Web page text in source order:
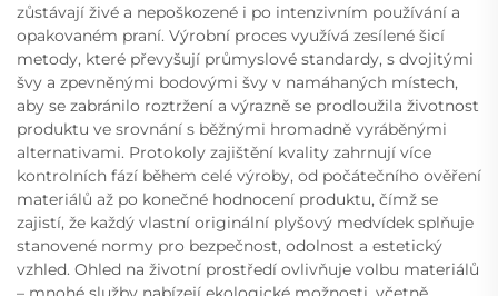
zůstávají živé a nepoškozené i po intenzivním používání a
opakovaném praní. Výrobní proces využívá zesílené šicí
metody, které převyšují průmyslové standardy, s dvojitými
švy a zpevněnými bodovými švy v namáhaných místech,
aby se zabránilo roztržení a výrazně se prodloužila životnost
produktu ve srovnání s běžnými hromadně vyráběnými
alternativami. Protokoly zajištění kvality zahrnují více
kontrolních fází během celé výroby, od počátečního ověření
materiálů až po konečné hodnocení produktu, čímž se
zajistí, že každý vlastní originální plyšový medvídek splňuje
stanovené normy pro bezpečnost, odolnost a estetický
vzhled. Ohled na životní prostředí ovlivňuje volbu materiálů